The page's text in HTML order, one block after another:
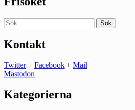
Sök
efter:
Kontakt
Twitter+ Facebook + Mail
Mastodon
Kategorierna